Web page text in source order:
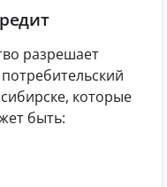
разрешает
которые
быть: